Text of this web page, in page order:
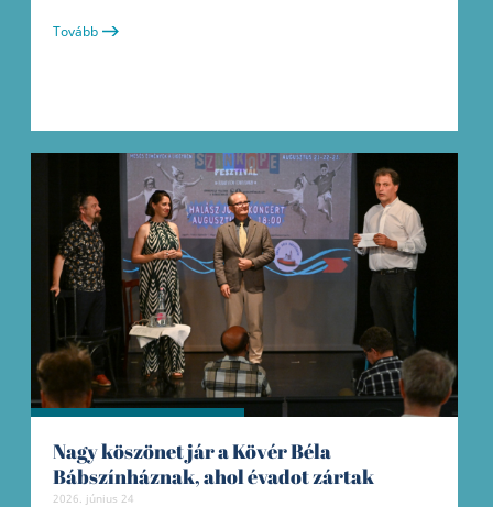
Tovább
Nagy köszönet jár a Kövér Béla
Bábszínháznak, ahol évadot zártak
2026. június 24